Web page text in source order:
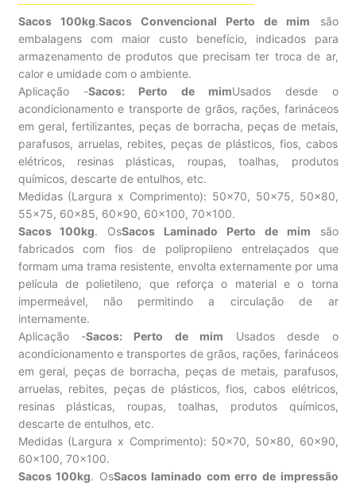
Sacos 100kg.Sacos Convencional Perto de mim são
embalagens com maior custo benefício, indicados para
armazenamento de produtos que precisam ter troca de ar,
calor e umidade com o ambiente.
Aplicação -Sacos: Perto de mimUsados desde o
acondicionamento e transporte de grãos, rações, farináceos
em geral, fertilizantes, peças de borracha, peças de metais,
parafusos, arruelas, rebites, peças de plásticos, fios, cabos
elétricos, resinas plásticas, roupas, toalhas, produtos
químicos, descarte de entulhos, etc.
Medidas (Largura x Comprimento): 50×70, 50×75, 50×80,
55×75, 60×85, 60×90, 60×100, 70×100.
Sacos 100kg. OsSacos Laminado Perto de mim são
fabricados com fios de polipropileno entrelaçados que
formam uma trama resistente, envolta externamente por uma
película de polietileno, que reforça o material e o torna
impermeável, não permitindo a circulação de ar
internamente.
Aplicação -Sacos: Perto de mim Usados desde o
acondicionamento e transportes de grãos, rações, farináceos
em geral, peças de borracha, peças de metais, parafusos,
arruelas, rebites, peças de plásticos, fios, cabos elétricos,
resinas plásticas, roupas, toalhas, produtos químicos,
descarte de entulhos, etc.
Medidas (Largura x Comprimento): 50×70, 50×80, 60×90,
60×100, 70×100.
Sacos 100kg. OsSacos laminado com erro de impressão